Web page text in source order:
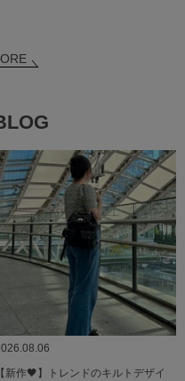
【新作🖤】トレンドのキルトデザイ